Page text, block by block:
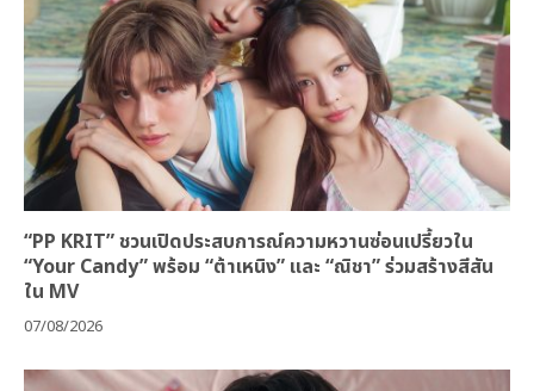
“PP KRIT” ชวนเปิดประสบการณ์ความหวานซ่อนเปรี้ยวใน
“Your Candy” พร้อม “ต้าเหนิง” และ “ณิชา” ร่วมสร้างสีสัน
ใน MV
07/08/2026